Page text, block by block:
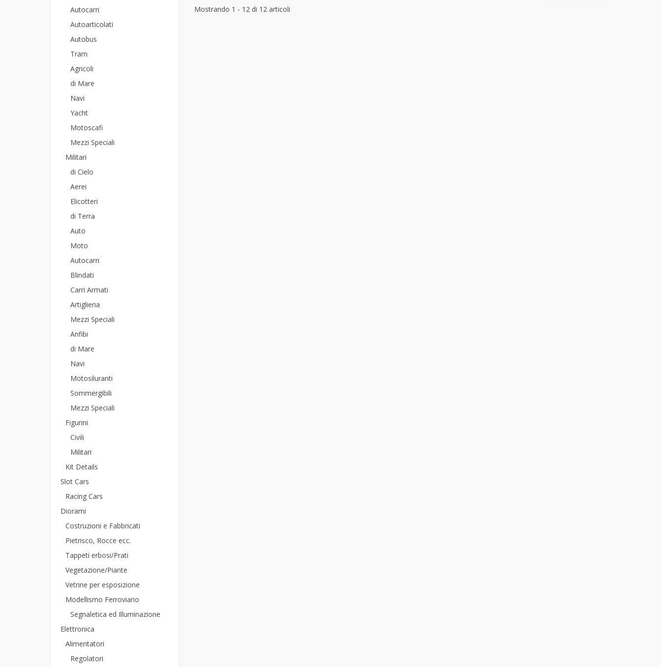
Autocarri
Autoarticolati
Autobus
Tram
Agricoli
di Mare
Navi
Yacht
Motoscafi
Mezzi Speciali
Militari
di Cielo
Aerei
Elicotteri
di Terra
Auto
Moto
Autocarri
Blindati
Carri Armati
Artiglieria
Mezzi Speciali
Anfibi
di Mare
Navi
Motosiluranti
Sommergibili
Mezzi Speciali
Figurini
Civili
Militari
Kit Details
Slot Cars
Racing Cars
Diorami
Costruzioni e Fabbricati
Pietrisco, Rocce ecc.
Tappeti erbosi/Prati
Vegetazione/Piante
Vetrine per esposizione
Modellismo Ferroviario
Segnaletica ed Illuminazione
Elettronica
Alimentatori
Regolatori
Mostrando 1 - 12 di 12 articoli